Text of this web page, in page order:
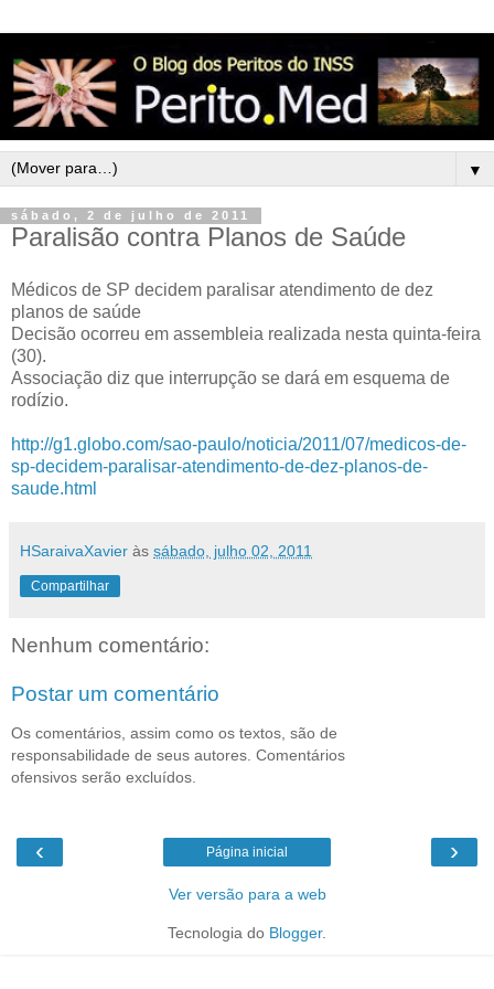
▼
sábado, 2 de julho de 2011
Paralisão contra Planos de Saúde
Médicos de SP decidem paralisar atendimento de dez
planos de saúde
Decisão ocorreu em assembleia realizada nesta quinta-feira
(30).
Associação diz que interrupção se dará em esquema de
rodízio.
http://g1.globo.com/sao-paulo/noticia/2011/07/medicos-de-
sp-decidem-paralisar-atendimento-de-dez-planos-de-
saude.html
HSaraivaXavier às sábado, julho 02, 2011
Compartilhar
Nenhum comentário:
Postar um comentário
Os comentários, assim como os textos, são de
responsabilidade de seus autores. Comentários
ofensivos serão excluídos.
‹ ›
Página inicial
Ver versão para a web
Tecnologia do Blogger.